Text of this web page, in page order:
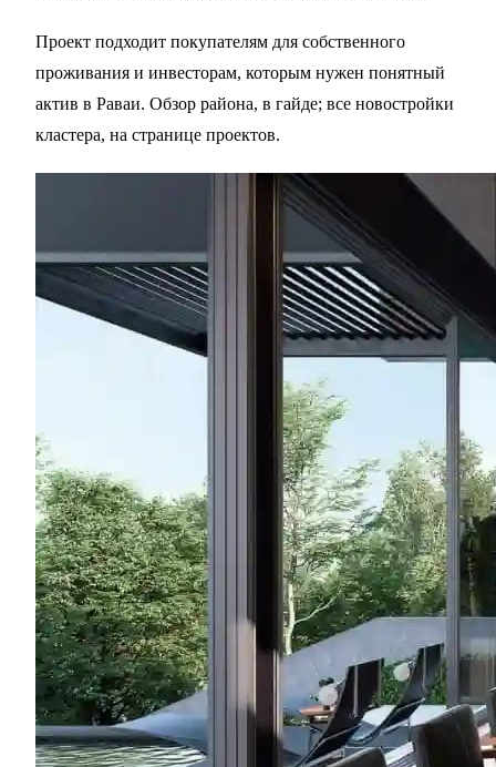
Проект подходит покупателям для собственного
проживания и инвесторам, которым нужен понятный
актив в Раваи. Обзор района, в гайде; все новостройки
кластера, на странице проектов.